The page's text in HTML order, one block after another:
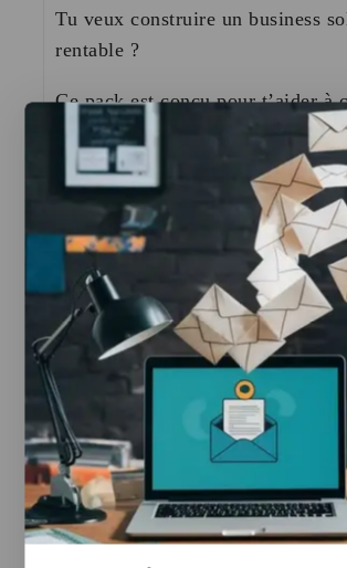
Tu veux construire un business
rentable ?
Ce pack est conçu pour t’aider à
véritable agence digitale avec
forte valeur.
🎯 Ce que tu vas obtenir :
✅ Tout le contenu du Pack Stater
✅ 1 Agent IA prêt à vendre
✅ Vous recevez une formation
acquisition de clients
✅ 50 fournisseurs e-commerce
—